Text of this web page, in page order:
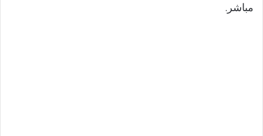
مباشر.